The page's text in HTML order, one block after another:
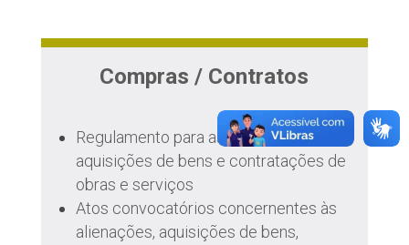
Compras / Contratos
Regulamento para as alienações,
aquisições de bens e contratações de
obras e serviços
Atos convocatórios concernentes às
alienações, aquisições de bens,